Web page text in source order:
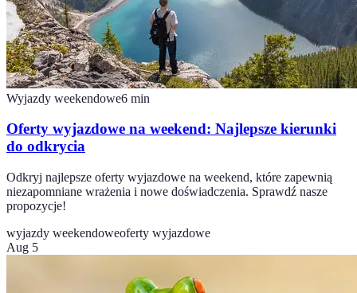
Wyjazdy weekendowe6 min
Oferty wyjazdowe na weekend: Najlepsze kierunki
do odkrycia
Odkryj najlepsze oferty wyjazdowe na weekend, które zapewnią
niezapomniane wrażenia i nowe doświadczenia. Sprawdź nasze
propozycje!
wyjazdy weekendoweoferty wyjazdowe
Aug 5